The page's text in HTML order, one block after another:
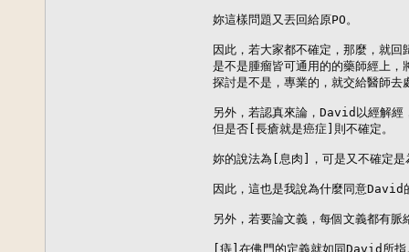
妳這樣問題又丟回給原PO。
因此，若大家都不確定，那麼，就
是不是腫瘤皆可通用的的藥師經上
探討是不是，專業的，就交給醫師去
另外，若認真來論，David以經解
但是否[長瘡就是癌症]則不確定。
妳的說法為[息肉]，可是又不確定是
因此，這也是我說為什麼同意David
另外，若要論文義，每個文義都有脈
[痔]在佛門的定義就如同David所指